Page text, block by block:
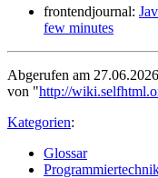
frontendjournal:
few minutes
Abgerufen am 27.06.2026
von "http://
Kategorien:
Glossar